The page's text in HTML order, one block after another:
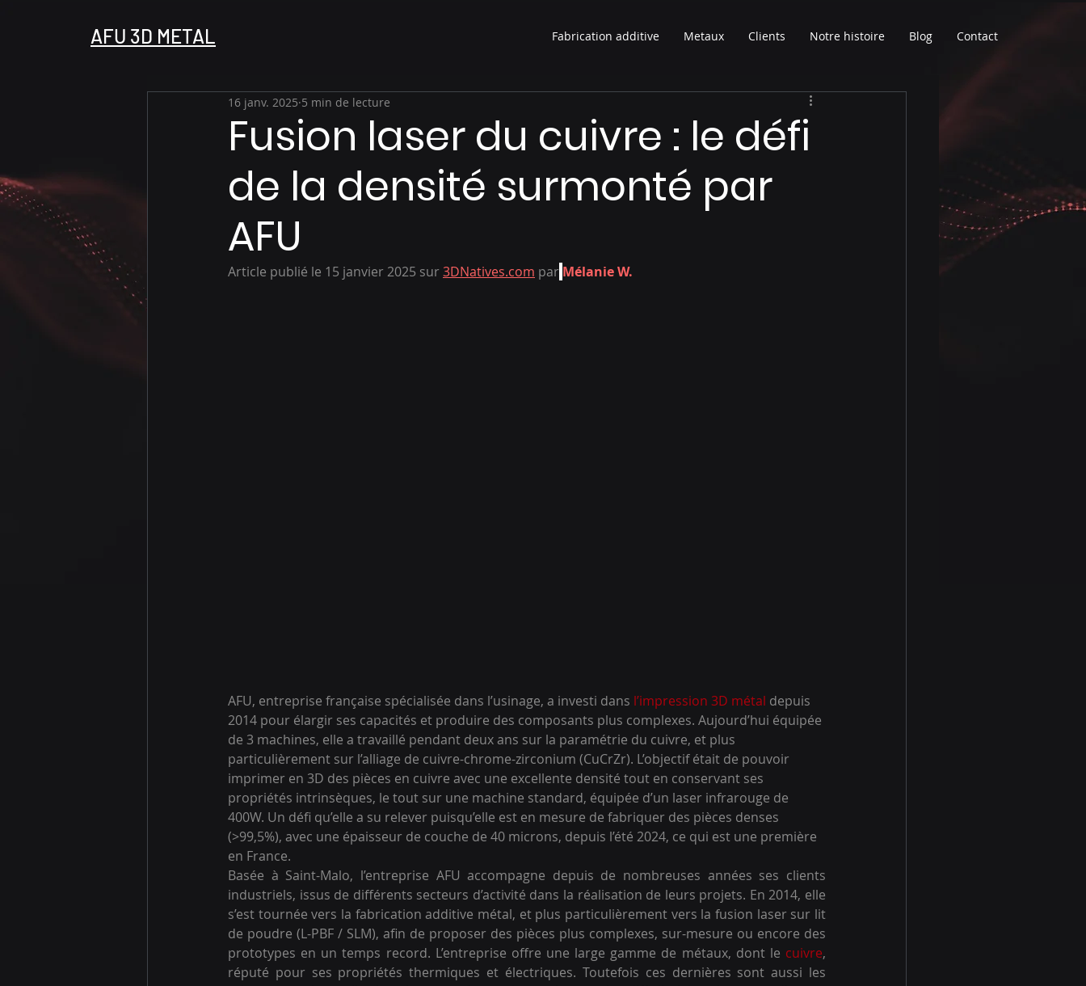
AFU 3D METAL Fabrication additive Metaux Clients Notre histoire Blog Contact
Fusion laser du cuivre : le défi
de la densité surmonté par
AFU
16 janv. 2025 5 min de lecture
Article publié le 15 janvier 2025 sur 3DNatives.com par Mélanie W.
AFU, entreprise française spécialisée dans l’usinage, a investi dans l’impression 3D métal depuis
2014 pour élargir ses capacités et produire des composants plus complexes. Aujourd’hui équipée
de 3 machines, elle a travaillé pendant deux ans sur la paramétrie du cuivre, et plus
particulièrement sur l’alliage de cuivre-chrome-zirconium (CuCrZr). L’objectif était de pouvoir
imprimer en 3D des pièces en cuivre avec une excellente densité tout en conservant ses
propriétés intrinsèques, le tout sur une machine standard, équipée d’un laser infrarouge de
400W. Un défi qu’elle a su relever puisqu’elle est en mesure de fabriquer des pièces denses
(>99,5%), avec une épaisseur de couche de 40 microns, depuis l’été 2024, ce qui est une première
en France.
Basée à Saint-Malo, l’entreprise AFU accompagne depuis de nombreuses années ses clients
industriels, issus de différents secteurs d’activité dans la réalisation de leurs projets. En 2014, elle
s’est tournée vers la fabrication additive métal, et plus particulièrement vers la fusion laser sur lit
de poudre (L-PBF / SLM), afin de proposer des pièces plus complexes, sur-mesure ou encore des
prototypes en un temps record. L’entreprise offre une large gamme de métaux, dont le cuivre,
réputé pour ses propriétés thermiques et électriques. Toutefois ces dernières sont aussi les